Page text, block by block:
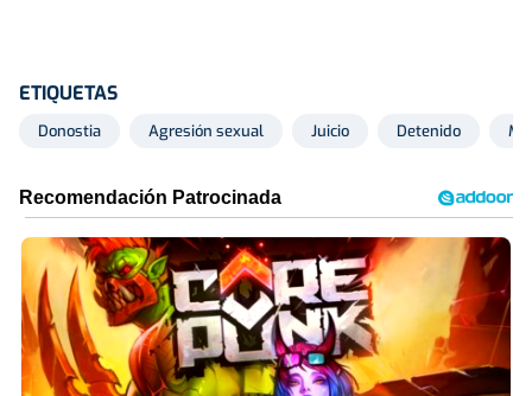
ETIQUETAS
Donostia Agresión sexual Juicio Detenido